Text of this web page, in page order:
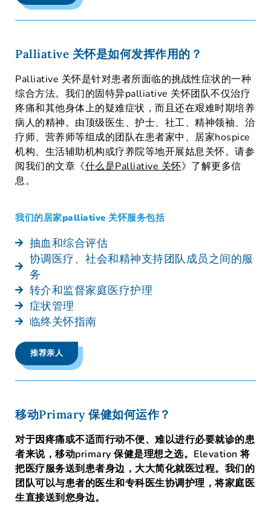
Palliative 关怀是如何发挥作用的？
Palliative 关怀是针对患者所面临的挑战性症状的一种
综合方法。我们的固特异palliative 关怀团队不仅治疗
疼痛和其他身体上的疑难症状，而且还在艰难时期培养
病人的精神。由顶级医生、护士、社工、精神领袖、治
疗师、营养师等组成的团队在患者家中、居家hospice
机构、生活辅助机构或疗养院等地开展姑息关怀。请参
阅我们的文章《什么是Palliative 关怀》了解更多信
息。
我们的居家palliative 关怀服务包括
抽血和综合评估
协调医疗、社会和精神支持团队成员之间的服
务
转介和监督家庭医疗护理
症状管理
临终关怀指南
推荐亲人
移动Primary 保健如何运作？
对于因疼痛或不适而行动不便、难以进行必要就诊的患
者来说，移动primary 保健是理想之选。Elevation 将
把医疗服务送到患者身边，大大简化就医过程。我们的
团队可以与患者的医生和专科医生协调护理，将家庭医
生直接送到您身边。